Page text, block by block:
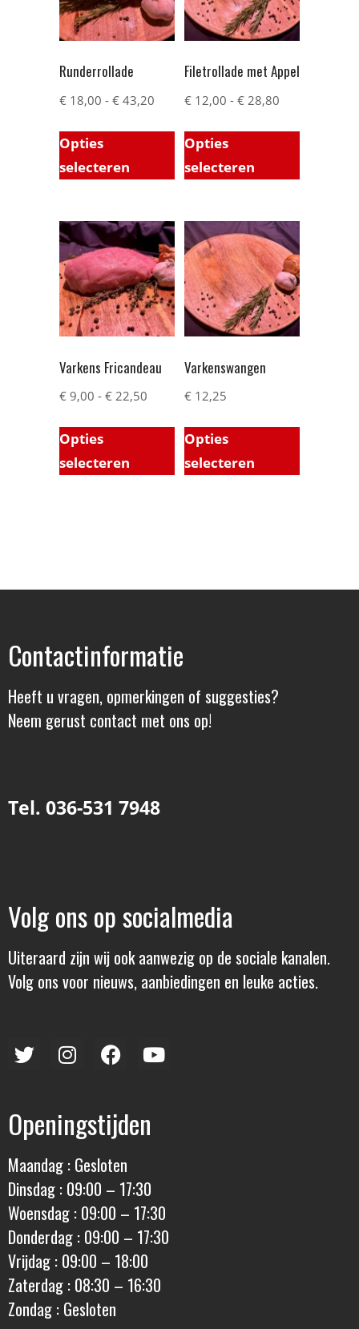
Runderrollade
€ 18,00 - € 43,20
Opties
selecteren
Filetrollade met Appel
€ 12,00 - € 28,80
Opties
selecteren
Varkens Fricandeau
€ 9,00 - € 22,50
Opties
selecteren
Varkenswangen
€ 12,25
Opties
selecteren
Contactinformatie
Heeft u vragen, opmerkingen of suggesties?
Neem gerust contact met ons op!
Tel. 036-531 7948
Volg ons op socialmedia
Uiteraard zijn wij ook aanwezig op de sociale kanalen.
Volg ons voor nieuws, aanbiedingen en leuke acties.
Openingstijden
Maandag : Gesloten
Dinsdag : 09:00 – 17:30
Woensdag : 09:00 – 17:30
Donderdag : 09:00 – 17:30
Vrijdag : 09:00 – 18:00
Zaterdag : 08:30 – 16:30
Zondag : Gesloten